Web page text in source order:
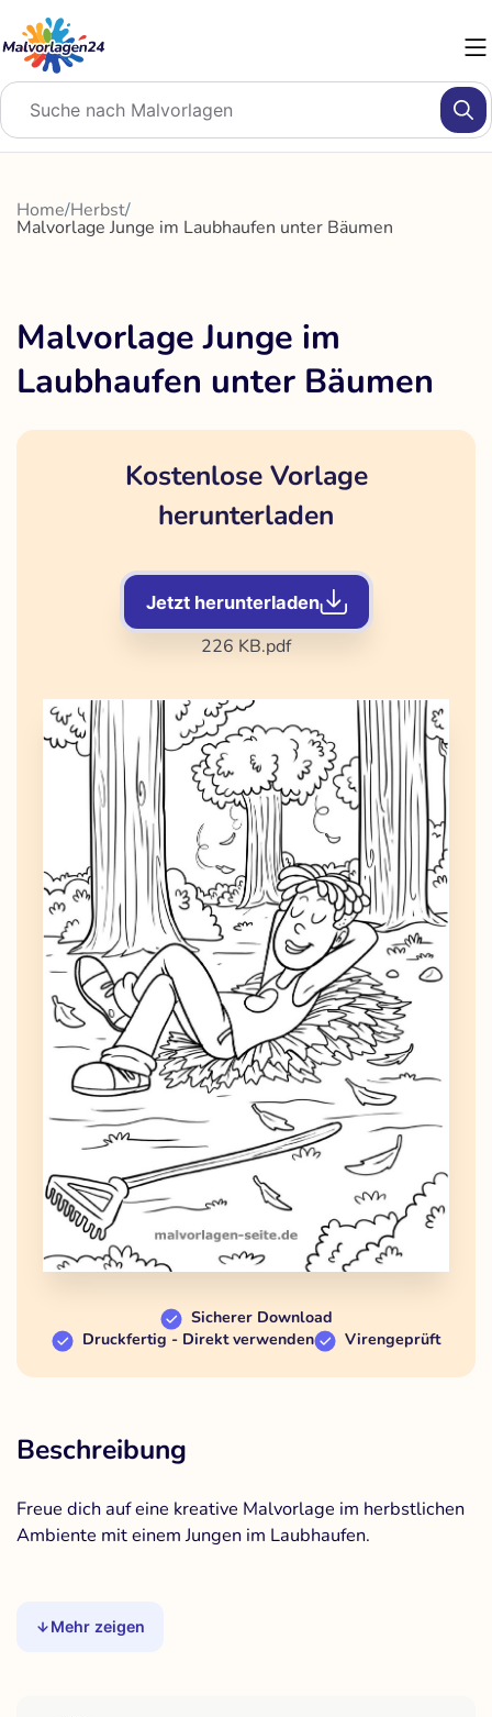
Inhalt
springen
Home/Herbst/
Malvorlage Junge im Laubhaufen unter Bäumen
Malvorlage Junge im
Laubhaufen unter Bäumen
Kostenlose Vorlage
herunterladen
Jetzt herunterladen
226 KB.pdf
Sicherer Download
Druckfertig - Direkt verwenden
Virengeprüft
Beschreibung
Freue dich auf eine kreative Malvorlage im herbstlichen
Ambiente mit einem Jungen im Laubhaufen.
Mehr zeigen